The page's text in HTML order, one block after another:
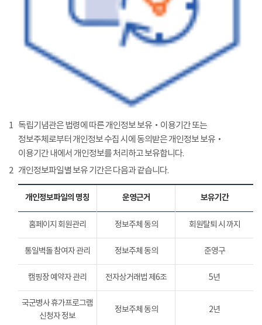
1 독립기념관은 법령에 따른 개인정보 보유‧이용기간 또는
정보주체로부터 개인정보 수집 시에 동의받은 개인정보 보유‧
이용기간 내에서 개인정보를 처리하고 보유합니다.
2 개인정보파일별 보유 기간은 다음과 같습니다.
개인정보파일의 명칭 운영근거 보유기간
홈페이지 회원관리 정보주체 동의 회원탈퇴 시 까지
통일벽돌 참여자 관리 정보주체 동의 준영구
캠핑장 예약자 관리 전자상거래법 제6조 5년
국군병사 휴가프로그램
신청자 정보
정보주체 동의 2년